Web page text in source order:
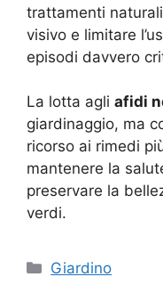
trattamenti
visivo e limitare
episodi davvero
La lotta agli afidi
giardinaggio, ma
ricorso ai rimedi
mantenere la
preservare la
verdi.
Categorie
Giardino